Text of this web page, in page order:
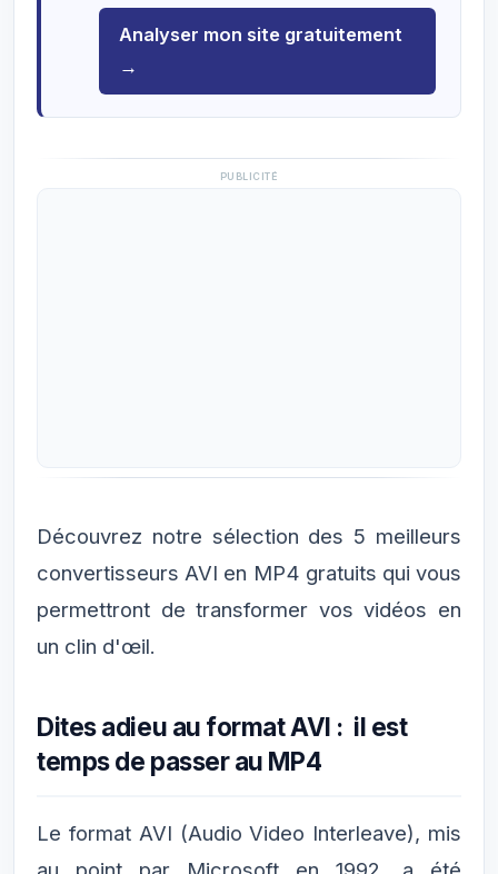
Analyser mon site gratuitement
→
PUBLICITÉ
Découvrez notre sélection des 5 meilleurs
convertisseurs AVI en MP4 gratuits qui vous
permettront de transformer vos vidéos en
un clin d'œil.
Dites adieu au format AVI : il est
temps de passer au MP4
Le format AVI (Audio Video Interleave), mis